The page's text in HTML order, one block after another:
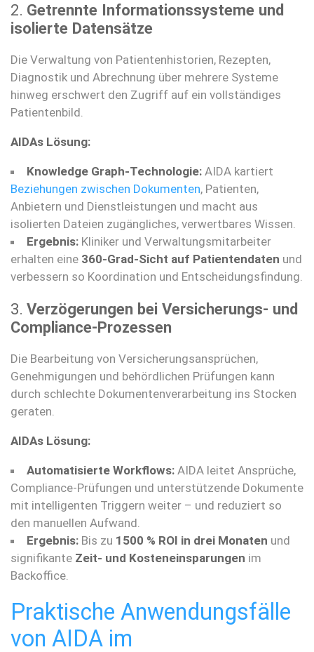
2. Getrennte Informationssysteme und
isolierte Datensätze
Die Verwaltung von Patientenhistorien, Rezepten,
Diagnostik und Abrechnung über mehrere Systeme
hinweg erschwert den Zugriff auf ein vollständiges
Patientenbild.
AIDAs Lösung:
Knowledge Graph-Technologie: AIDA kartiert
Beziehungen zwischen Dokumenten, Patienten,
Anbietern und Dienstleistungen und macht aus
isolierten Dateien zugängliches, verwertbares Wissen.
Ergebnis: Kliniker und Verwaltungsmitarbeiter
erhalten eine 360-Grad-Sicht auf Patientendaten und
verbessern so Koordination und Entscheidungsfindung.
3. Verzögerungen bei Versicherungs- und
Compliance-Prozessen
Die Bearbeitung von Versicherungsansprüchen,
Genehmigungen und behördlichen Prüfungen kann
durch schlechte Dokumentenverarbeitung ins Stocken
geraten.
AIDAs Lösung:
Automatisierte Workflows: AIDA leitet Ansprüche,
Compliance-Prüfungen und unterstützende Dokumente
mit intelligenten Triggern weiter – und reduziert so
den manuellen Aufwand.
Ergebnis: Bis zu 1500 % ROI in drei Monaten und
signifikante Zeit- und Kosteneinsparungen im
Backoffice.
Praktische Anwendungsfälle
von AIDA im